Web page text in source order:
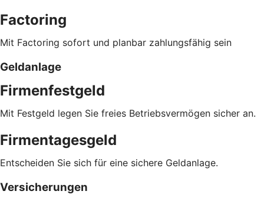
Factoring
Mit Factoring sofort und planbar zahlungsfähig sein
Geldanlage
Firmenfestgeld
Mit Festgeld legen Sie freies Betriebsvermögen sicher an.
Firmentagesgeld
Entscheiden Sie sich für eine sichere Geldanlage.
Versicherungen